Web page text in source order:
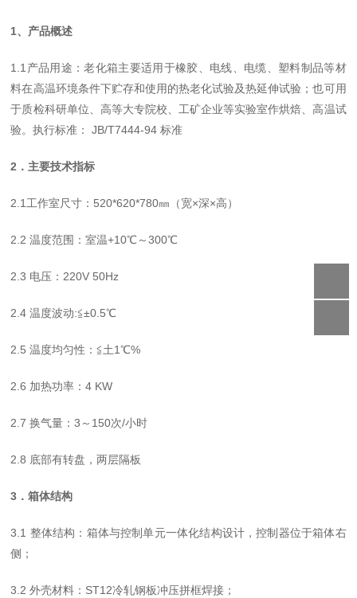
1、产品概述
1.1产品用途：老化箱主要适用于橡胶、电线、电缆、塑料制品等材
料在高温环境条件下贮存和使用的热老化试验及热延伸试验；也可用
于质检科研单位、高等大专院校、工矿企业等实验室作烘焙、高温试
验。执行标准： JB/T7444-94 标准
2．主要技术指标
2.1工作室尺寸：520*620*780㎜（宽×深×高）
2.2 温度范围：室温+10℃～300℃
2.3 电压：220V 50Hz
2.4 温度波动:≦±0.5℃
2.5 温度均匀性：≦土1℃%
2.6 加热功率：4 KW
2.7 换气量：3～150次/小时
2.8 底部有转盘，两层隔板
3．箱体结构
3.1 整体结构：箱体与控制单元一体化结构设计，控制器位于箱体右
侧；
3.2 外壳材料：ST12冷轧钢板冲压拼框焊接；